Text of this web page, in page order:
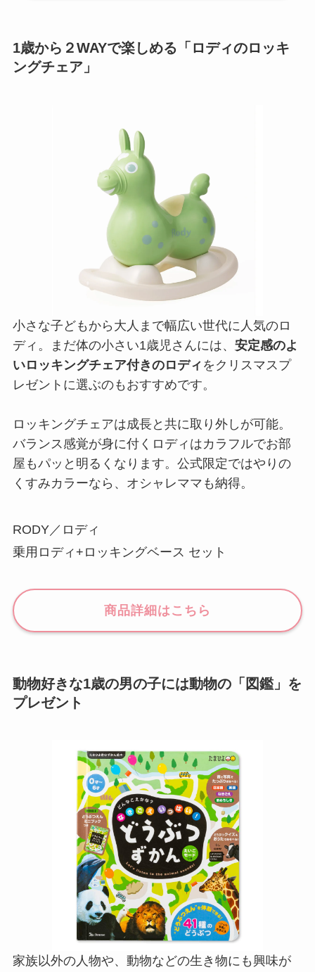
1歳から２WAYで楽しめる「ロディのロッキ
ングチェア」
小さな子どもから大人まで幅広い世代に人気のロ
ディ。まだ体の小さい1歳児さんには、 安定感のよ
いロッキングチェア付きのロディ をクリスマスプ
レゼントに選ぶのもおすすめです。
ロッキングチェアは成長と共に取り外しが可能。
バランス感覚が身に付くロディはカラフルでお部
屋もパッと明るくなります。公式限定ではやりの
くすみカラーなら、オシャレママも納得。
RODY／ロディ
乗用ロディ+ロッキングベース セット
商品詳細はこちら
動物好きな1歳の男の子には動物の「図鑑」を
プレゼント
家族以外の人物や、動物などの生き物にも興味が